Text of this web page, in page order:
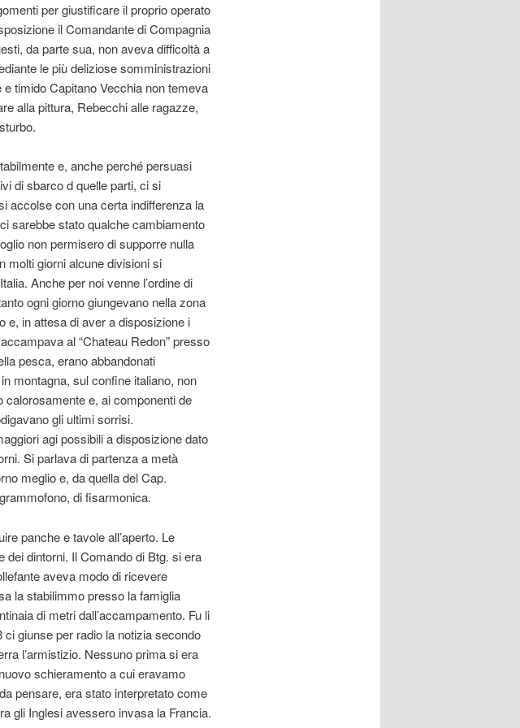
per giustificare il proprio operato
il Comandante di Compagnia
da parte sua, non aveva difficoltà a
le più deliziose somministrazioni
timido Capitano Vecchia non temeva
alla pittura, Rebecchi alle ragazze,
e, anche perché persuasi
di sbarco d quelle parti, ci si
accolse con una certa indifferenza la
sarebbe stato qualche cambiamento
non permisero di supporre nulla
molti giorni alcune divisioni si
Anche per noi venne l’ordine di
ogni giorno giungevano nella zona
e, in attesa di aver a disposizione i
al “Chateau Redon” presso
pesca, erano abbandonati
montagna, sul confine italiano, non
e, ai componenti de
gli ultimi sorrisi.
agi possibili a disposizione dato
Si parlava di partenza a metà
meglio e, da quella del Cap.
di fisarmonica.
panche e tavole all’aperto. Le
dintorni. Il Comando di Btg. si era
aveva modo di ricevere
la stabilimmo presso la famiglia
di metri dall’accampamento. Fu li
ci giunse per radio la notizia secondo
l’armistizio. Nessuno prima si era
schieramento a cui eravamo
pensare, era stato interpretato come
gli Inglesi avessero invasa la Francia.